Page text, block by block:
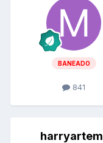
BANEADO
841
harryartem